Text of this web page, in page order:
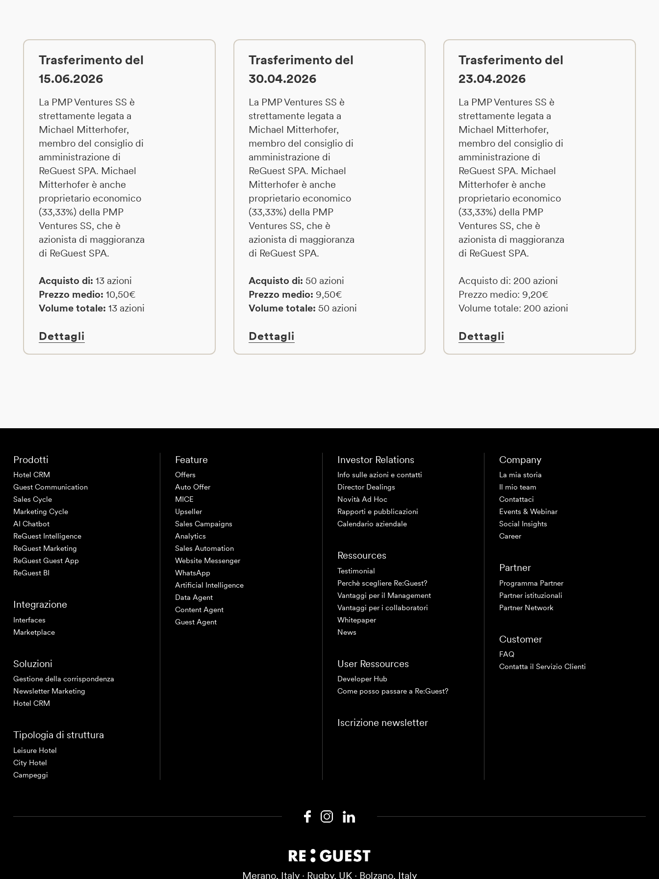
Trasferimento del
15.06.2026
La PMP Ventures SS è
strettamente legata a
Michael Mitterhofer,
membro del consiglio di
amministrazione di
ReGuest SPA. Michael
Mitterhofer è anche
proprietario economico
(33,33%) della PMP
Ventures SS, che è
azionista di maggioranza
di ReGuest SPA.
Acquisto di: 13 azioni
Prezzo medio: 10,50€
Volume totale: 13 azioni
Dettagli
Trasferimento del
30.04.2026
La PMP Ventures SS è
strettamente legata a
Michael Mitterhofer,
membro del consiglio di
amministrazione di
ReGuest SPA. Michael
Mitterhofer è anche
proprietario economico
(33,33%) della PMP
Ventures SS, che è
azionista di maggioranza
di ReGuest SPA.
Acquisto di: 50 azioni
Prezzo medio: 9,50€
Volume totale: 50 azioni
Dettagli
Trasferimento del
23.04.2026
La PMP Ventures SS è
strettamente legata a
Michael Mitterhofer,
membro del consiglio di
amministrazione di
ReGuest SPA. Michael
Mitterhofer è anche
proprietario economico
(33,33%) della PMP
Ventures SS, che è
azionista di maggioranza
di ReGuest SPA.
Acquisto di: 200 azioni
Prezzo medio: 9,20€
Volume totale: 200 azioni
Dettagli
Prodotti
Hotel CRM
Guest Communication
Sales Cycle
Marketing Cycle
AI Chatbot
ReGuest Intelligence
ReGuest Marketing
ReGuest Guest App
ReGuest BI
Integrazione
Interfaces
Marketplace
Soluzioni
Gestione della corrispondenza
Newsletter Marketing
Hotel CRM
Tipologia di struttura
Leisure Hotel
City Hotel
Campeggi
Feature
Offers
Auto Offer
MICE
Upseller
Sales Campaigns
Analytics
Sales Automation
Website Messenger
WhatsApp
Artificial Intelligence
Data Agent
Content Agent
Guest Agent
Investor Relations
Info sulle azioni e contatti
Director Dealings
Novità Ad Hoc
Rapporti e pubblicazioni
Calendario aziendale
Ressources
Testimonial
Perchè scegliere Re:Guest?
Vantaggi per il Management
Vantaggi per i collaboratori
Whitepaper
News
User Ressources
Developer Hub
Come posso passare a Re:Guest?
Iscrizione newsletter
Company
La mia storia
Il mio team
Contattaci
Events & Webinar
Social Insights
Career
Partner
Programma Partner
Partner istituzionali
Partner Network
Customer
FAQ
Contatta il Servizio Clienti
Merano, Italy · Rugby, UK · Bolzano, Italy